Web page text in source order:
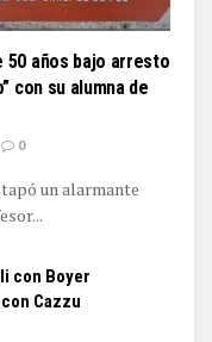
50 años bajo arresto
con su alumna de
0
un alarmante
con Boyer
Cazzu